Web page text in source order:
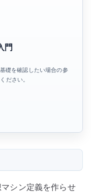
門
礎を確認したい場合の参
ださい。
シン定義を作らせ